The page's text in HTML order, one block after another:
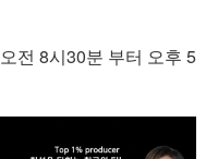
전 8시30분 부터 오후 5